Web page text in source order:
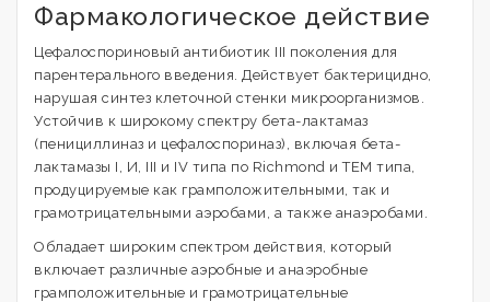
Фармакологическое действие
Цефалоспориновый антибиотик III поколения для
парентерального введения. Действует бактерицидно,
нарушая синтез клеточной стенки микроорганизмов.
Устойчив к широкому спектру бета-лактамаз
(пенициллиназ и цефалоспориназ), включая бета-
лактамазы I, И, III и IV типа по Richmond и ТЕМ типа,
продуцируемые как грамположительными, так и
грамотрицательными аэробами, а также анаэробами.
Обладает широким спектром действия, который
включает различные аэробные и анаэробные
грамположительные и грамотрицательные